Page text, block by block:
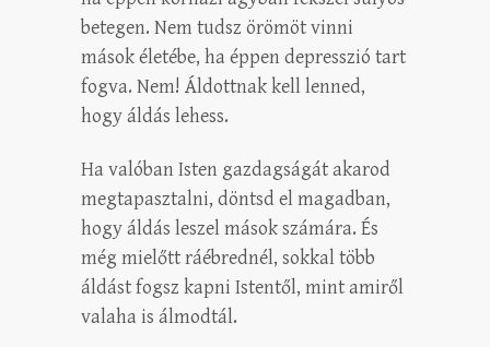
betegen. Nem tudsz örömöt vinni
mások életébe, ha éppen depresszió tart
fogva. Nem! Áldottnak kell lenned,
hogy áldás lehess.
Ha valóban Isten gazdagságát akarod
megtapasztalni, döntsd el magadban,
hogy áldás leszel mások számára. És
még mielőtt ráébrednél, sokkal több
áldást fogsz kapni Istentől, mint amiről
valaha is álmodtál.